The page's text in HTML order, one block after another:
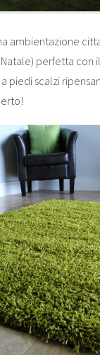
ambientazione
perfetta con
piedi scalzi